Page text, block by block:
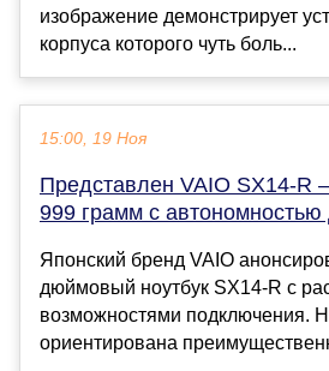
изображение демонстрирует
корпуса которого чуть боль...
15:00, 19 Ноя
Представлен VAIO SX14-R
999 грамм с автономностью
Японский бренд VAIO
дюймовый ноутбук SX14-R с
возможностями подключения.
ориентирована